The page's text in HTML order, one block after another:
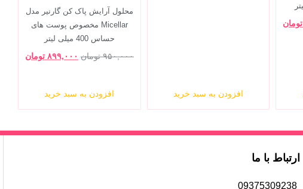
تومان
افزودن به سبد خرید
محلول آرایش پاک کن گارنیر مدل
Micellar مخصوص پوست های
حساس 400 میلی لیتر
۹۵۰,۰۰۰ تومان ۸۹۹,۰۰۰ تومان
افزودن به سبد خرید
ارتباط با ما
09375309238